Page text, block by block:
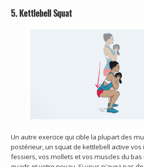
5. Kettlebell Squat
Un autre exercice qui cible la plupart des
postérieur, un squat de kettlebell active vos
fessiers, vos mollets et vos muscles du bas